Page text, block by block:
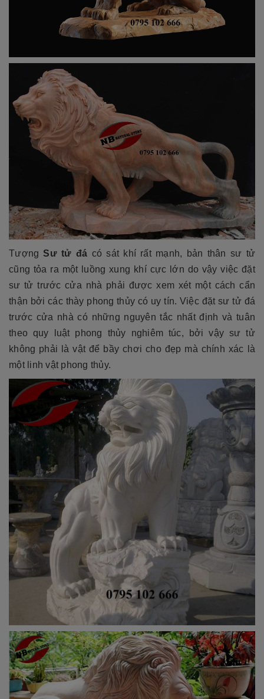
TượngSư tử đá có sát khí rất mạnh, bản thân sư tử
cũng tỏa ra một luồng xung khí cực lớn do vậy việc đặt
sư tử trước cửa nhà phải được xem xét một cách cẩn
thận bởi các thày phong thủy có uy tín. Việc đặt sư tử đá
trước cửa nhà có những nguyên tắc nhất định và tuân
theo quy luật phong thủy nghiêm túc, bởi vậy sư tử
không phải là vật để bầy chơi cho đẹp mà chính xác là
một linh vật phong thủy.